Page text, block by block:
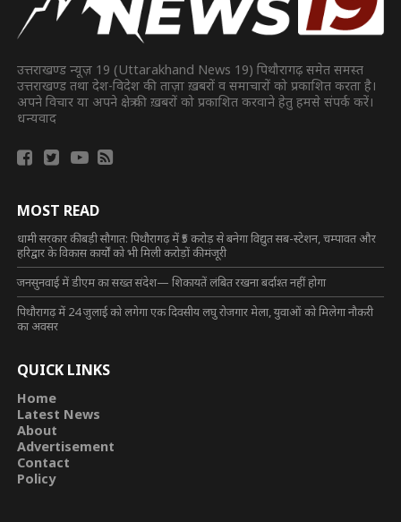
उत्तराखण्ड न्यूज़ 19 (Uttarakhand News 19) पिथौरागढ़ समेत समस्त
उत्तराखण्ड तथा देश-विदेश की ताज़ा ख़बरों व समाचारों को प्रकाशित करता है।
अपने विचार या अपने क्षेत्र की ख़बरों को प्रकाशित करवाने हेतु हमसे संपर्क करें।
धन्यवाद
MOST READ
धामी सरकार की बड़ी सौगात: पिथौरागढ़ में ₹5 करोड़ से बनेगा विद्युत सब-स्टेशन, चम्पावत और
हरिद्वार के विकास कार्यों को भी मिली करोड़ों की मंजूरी
जनसुनवाई में डीएम का सख्त संदेश— शिकायतें लंबित रखना बर्दाश्त नहीं होगा
पिथौरागढ़ में 24 जुलाई को लगेगा एक दिवसीय लघु रोजगार मेला, युवाओं को मिलेगा नौकरी
का अवसर
QUICK LINKS
Home
Latest News
About
Advertisement
Contact
Policy